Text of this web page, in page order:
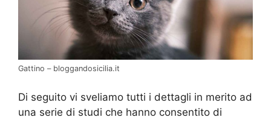
Gattino – bloggandosicilia.it
Di seguito vi sveliamo tutti i dettagli in merito ad
una serie di studi che hanno consentito di